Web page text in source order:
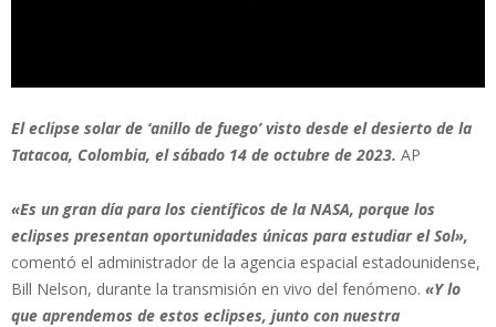
El eclipse solar de ‘anillo de fuego’ visto desde el desierto de la
Tatacoa, Colombia, el sábado 14 de octubre de 2023. AP
«Es un gran día para los científicos de la NASA, porque los
eclipses presentan oportunidades únicas para estudiar el Sol»,
comentó el administrador de la agencia espacial estadounidense,
Bill Nelson, durante la transmisión en vivo del fenómeno. «Y lo
que aprendemos de estos eclipses, junto con nuestra